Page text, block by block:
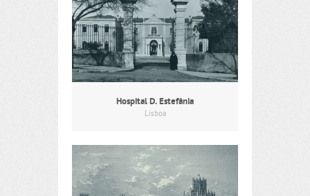
Hospital D. Estefânia
Lisboa